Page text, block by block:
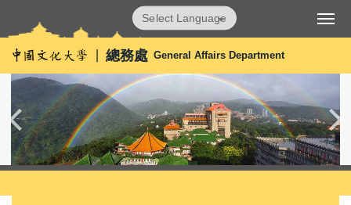
到
主
容
區
總務處 General Affairs Department
Translate